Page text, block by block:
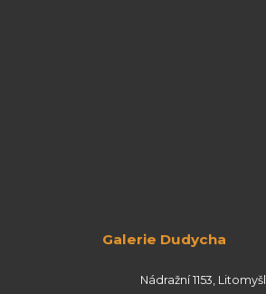
Galerie Dudycha
Nádražní 1153, Litomyšl